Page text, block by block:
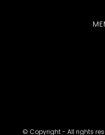
© Copyright - All rights